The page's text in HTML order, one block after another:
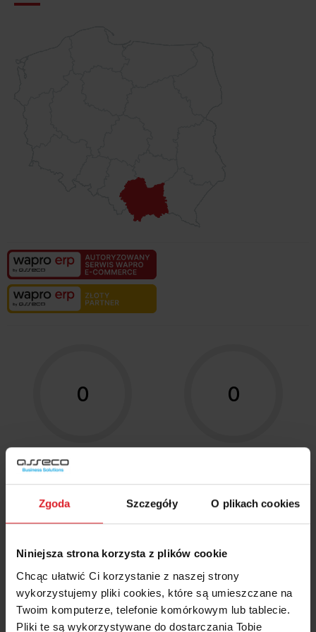
Zgoda Szczegóły O plikach cookies
Niniejsza strona korzysta z plików cookie
Chcąc ułatwić Ci korzystanie z naszej strony
wykorzystujemy pliki cookies, które są umieszczane na
Twoim komputerze, telefonie komórkowym lub tablecie.
Pliki te są wykorzystywane do dostarczania Tobie
0
Szkolenia →
0
Certyfikaty →
Referencje →
2
Opis wdrożeń →